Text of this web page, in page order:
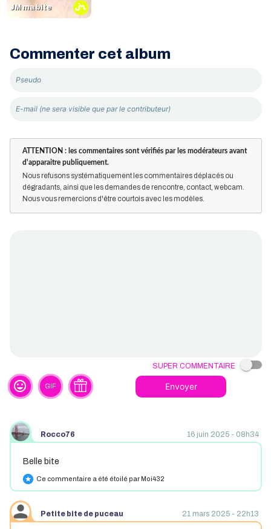
JM ma bite
Commenter cet album
ATTENTION : les commentaires sont vérifiés par les modérateurs avant
d'apparaitre publiquement.
Nous refusons systématiquement les commentaires déplacés ou
dégradants, ainsi que les demandes de rencontre, contact, webcam.
Nous vous remercions d'être courtois avec les modèles.
tag_faces GIF
Super commentaire
Envoyer
Rocco76 16 juin 2025 - 08h34
Belle bite
star Ce commentaire a été étoilé par Moi432
Petite bite de puceau 21 mars 2025 - 22h13